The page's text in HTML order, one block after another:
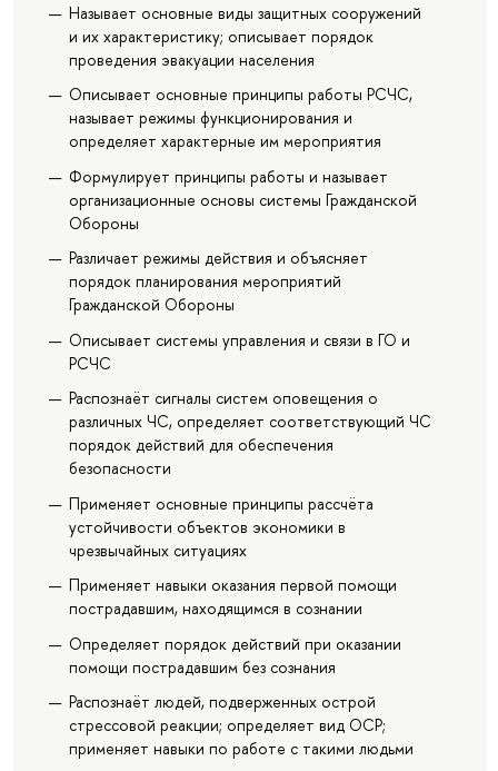
Называет основные виды защитных сооружений
и их характеристику; описывает порядок
проведения эвакуации населения
Описывает основные принципы работы РСЧС,
называет режимы функционирования и
определяет характерные им мероприятия
Формулирует принципы работы и называет
организационные основы системы Гражданской
Обороны
Различает режимы действия и объясняет
порядок планирования мероприятий
Гражданской Обороны
Описывает системы управления и связи в ГО и
РСЧС
Распознаёт сигналы систем оповещения о
различных ЧС, определяет соответствующий ЧС
порядок действий для обеспечения
безопасности
Применяет основные принципы рассчёта
устойчивости объектов экономики в
чрезвычайных ситуациях
Применяет навыки оказания первой помощи
пострадавшим, находящимся в сознании
Определяет порядок действий при оказании
помощи пострадавшим без сознания
Распознаёт людей, подверженных острой
стрессовой реакции; определяет вид ОСР;
применяет навыки по работе с такими людьми